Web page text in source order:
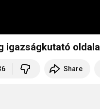
igazságkutató oldala
Share